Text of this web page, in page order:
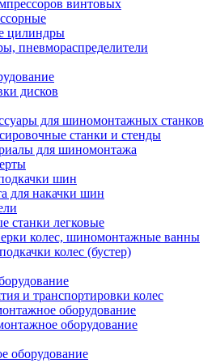
винтовых
цилиндры
пневмораспределители
дисков
для шиномонтажных станков
станки и стенды
для шиномонтажа
шин
для накачки шин
легковые
колес, шиномонтажные ванны
колес (бустер)
и транспортировки колес
оборудование
оборудование
оборудование